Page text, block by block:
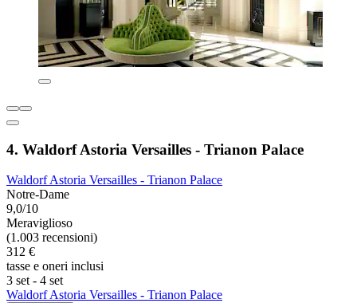
4. Waldorf Astoria Versailles - Trianon Palace
Waldorf Astoria Versailles - Trianon Palace
Notre-Dame
9,0/10
Meraviglioso
(1.003 recensioni)
312 €
tasse e oneri inclusi
3 set - 4 set
Waldorf Astoria Versailles - Trianon Palace